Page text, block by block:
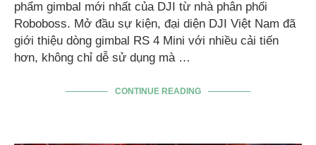
phẩm gimbal mới nhất của DJI từ nhà phân phối
Roboboss. Mở đầu sự kiện, đại diện DJI Việt Nam đã
giới thiệu dòng gimbal RS 4 Mini với nhiều cải tiến
hơn, không chỉ dễ sử dụng mà …
CONTINUE READING